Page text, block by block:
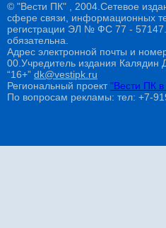
© "Вести ПК" , 2004.Сетевое
сфере связи, информационных
регистрации ЭЛ № ФС 77 - 57147.
обязательна.
Адрес электронной почты и
00.Учредитель издания
“16+” dk@vestipk.ru
Региональный проект"Вести ПК
По вопросам рекламы: тел: +7-